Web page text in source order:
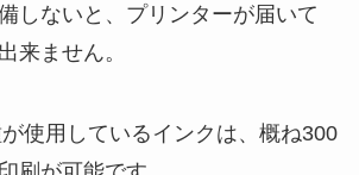
しないと、プリンターが届いて
来ません。
使用しているインクは、概ね300